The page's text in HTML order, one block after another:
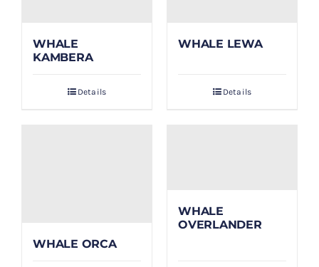
WHALE
KAMBERA
Details
WHALE LEWA
Details
WHALE ORCA
WHALE
OVERLANDER